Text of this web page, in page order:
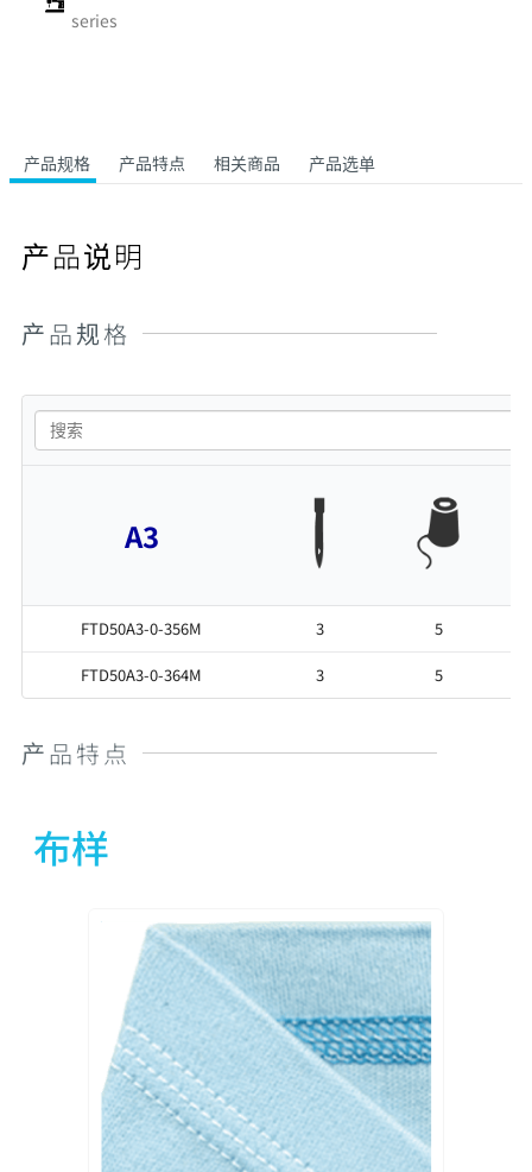
series
产品规格 产品特点 相关商品 产品选单
产品说明
产品规格
A3
FTD50A3-0-356M 3 5
FTD50A3-0-364M 3 5
产品特点
布样